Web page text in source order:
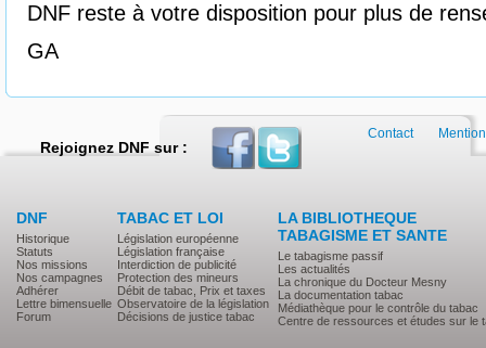
DNF reste à votre disposition pour plus de
GA
Rejoignez DNF sur :
DNF
Historique
Statuts
Nos missions
Nos campagnes
Adhérer
Lettre bimensuelle
Forum
TABAC ET LOI
Législation européenne
Législation française
Interdiction de publicité
Protection des mineurs
Débit de tabac, Prix et taxes
Observatoire de la législation
Décisions de justice tabac
LA BIBLIOTHEQUE
TABAGISME ET SANTE
Le tabagisme passif
Les actualités
La chronique du Docteur Mesny
La documentation tabac
Médiathèque pour le contrôle du tabac
Centre de ressources et études sur le
Contact